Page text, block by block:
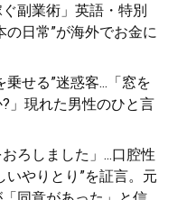
副業術」英語・特別
の日常”が海外でお金に
せる”迷惑客...「窓を
」現れた男性のひと言
ろしました」...口腔性
いやりとり”を証言。元